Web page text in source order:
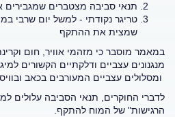
תנאי סביבה מצטברים שמגבירים
טריגר נקודתי - למשל יום שרבי
שמצית את ההתקף
במאמר מוסבר כי מזהמי אוויר, חום
מנגנונים עצביים ודלקתיים הקשורים
ומסלולים עצביים המעורבים בכאב
לדברי החוקרים, תנאי הסביבה עלולים
הרגישות" של המוח להתקף